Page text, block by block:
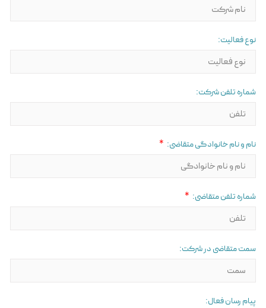
نوع فعالیت:
شماره تلفن شرکت:
نام و نام خانوادگی متقاضی:
شماره تلفن متقاضی:
سمت متقاضی در شرکت:
پیام رسان فعال: